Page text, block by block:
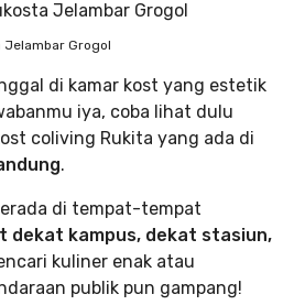
Jelambar Grogol
di kamar kost yang estetik
iya, coba lihat dulu
coliving Rukita yang ada di
.
di tempat-tempat
dekat kampus, dekat stasiun,
kuliner enak atau
publik pun gampang!